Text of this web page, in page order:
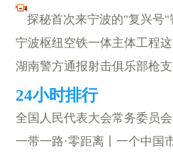
探秘首次来宁波的"复兴号"
宁波枢纽空铁一体主体工程
湖南警方通报射击俱乐部枪
全国人民代表大会常务委员
一带一路·零距离丨一个中国